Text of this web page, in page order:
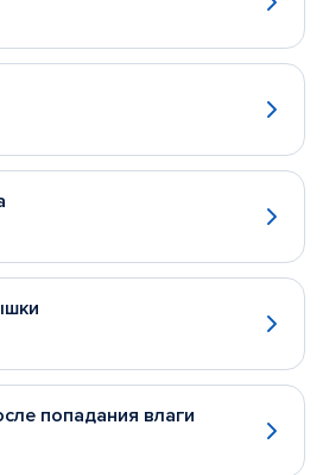
попадания влаги